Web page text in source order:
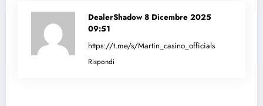
DealerShadow 8 Dicembre 2025
09:51
https://t.me/s/Martin_casino_officials
Rispondi